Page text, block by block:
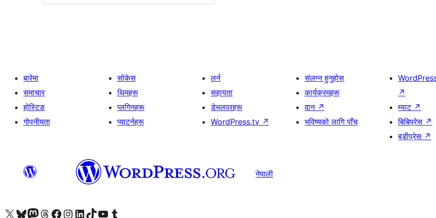
बारेमा
समाचार
होस्टिङ
गोपनीयता
सोकेस
थिमहरू
प्लगिनहरू
प्याटर्नहरू
लर्न
सहायता
डेभलपरहरू
WordPress.tv ↗
संलग्न हुनुहोस्
कार्यक्रमहरू
दान ↗
भविष्यको लागि पाँच
↗
म्याट ↗
बिबिप्रेस ↗
बडीप्रेस ↗
नेपाली
हाम्रो X (पहिले ट्विटर) खातामा जानुहोस्
हाम्रो Bluesky खाता भ्रमण गर्नुहोस्
हाम्रो म्यास्टोडन खाता भ्रमण गर्नुहोस्
हाम्रो थ्रेड्स खातामा जानुहोस्
हाम्रो फेसबुक पेजमा जानुहोस्
हाम्रो इन्स्टाग्राम खातामा जानुहोस्
हाम्रो लिङ्क्डइन खातामा जानुहोस्
हाम्रो TikTok खाता भ्रमण गर्नुहोस्
हाम्रो युट्युब च्यानलमा जानुहोस्
हाम्रो टम्बलर खाता भ्रमण गर्नुहोस्